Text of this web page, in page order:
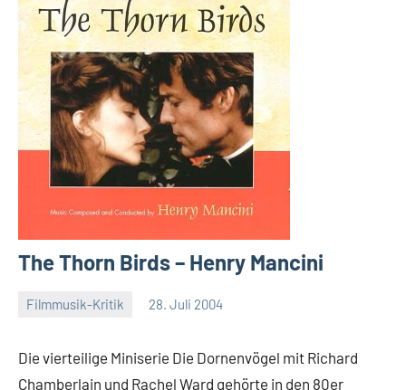
The Thorn Birds – Henry Mancini
Filmmusik-Kritik 28. Juli 2004
Die vierteilige Miniserie Die Dornenvögel mit Richard
Chamberlain und Rachel Ward gehörte in den 80er